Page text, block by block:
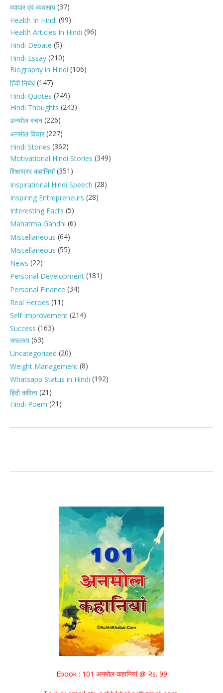
व्यापार एवं व्यवसाय (37)
Health In Hindi (99)
Health Articles In Hindi (96)
Hindi Debate (5)
Hindi Essay (210)
Biography in Hindi (106)
हिंदी निबंध(147)
Hindi Quotes (249)
Hindi Thoughts (243)
अनमोल वचन (226)
अनमोल विचार(227)
Hindi Stories (362)
Motivational Hindi Stories (349)
शिक्षाप्रद कहानियाँ(351)
Inspirational Hindi Speech (28)
Inspiring Entrepreneurs (28)
Interesting Facts (5)
Mahatma Gandhi (6)
Miscellaneous (64)
Miscellaneous (55)
News (22)
Personal Development (181)
Personal Finance (34)
Real Heroes (11)
Self Improvement (214)
Success (163)
सफलता(63)
Uncategorized (20)
Weight Management (8)
Whatsapp Status in Hindi (192)
हिंदी कविता(21)
Hindi Poem (21)
Ebook : 101 अनमोल कहानियां @ Rs. 99